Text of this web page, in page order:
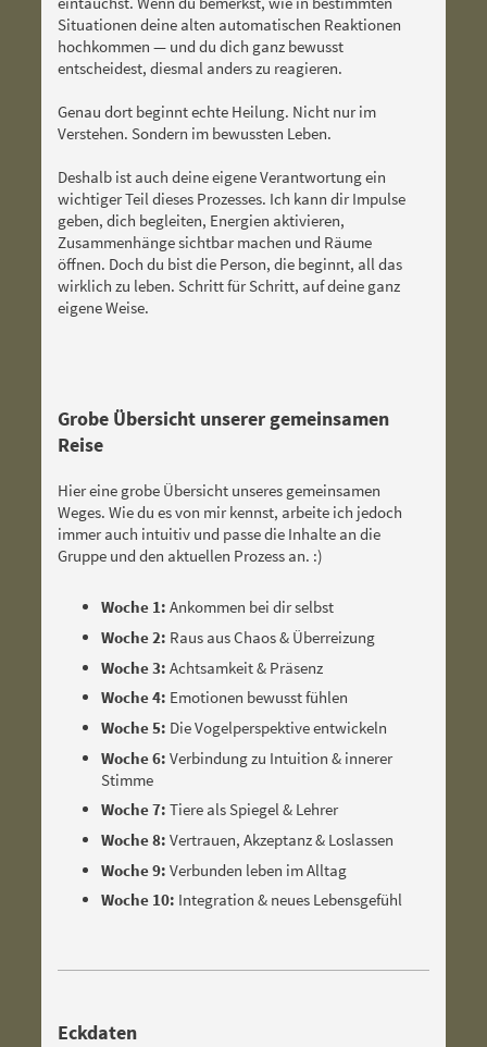
Situationen deine alten automatischen Reaktionen
hochkommen — und du dich ganz bewusst
entscheidest, diesmal anders zu reagieren.
Genau dort beginnt echte Heilung. Nicht nur im
Verstehen. Sondern im bewussten Leben.
Deshalb ist auch deine eigene Verantwortung ein
wichtiger Teil dieses Prozesses. Ich kann dir Impulse
geben, dich begleiten, Energien aktivieren,
Zusammenhänge sichtbar machen und Räume
öffnen. Doch du bist die Person, die beginnt, all das
wirklich zu leben. Schritt für Schritt, auf deine ganz
eigene Weise.
Grobe Übersicht unserer gemeinsamen
Reise
Hier eine grobe Übersicht unseres gemeinsamen
Weges. Wie du es von mir kennst, arbeite ich jedoch
immer auch intuitiv und passe die Inhalte an die
Gruppe und den aktuellen Prozess an. :)
Woche 1: Ankommen bei dir selbst
Woche 2: Raus aus Chaos & Überreizung
Woche 3: Achtsamkeit & Präsenz
Woche 4: Emotionen bewusst fühlen
Woche 5: Die Vogelperspektive entwickeln
Woche 6: Verbindung zu Intuition & innerer
Stimme
Woche 7: Tiere als Spiegel & Lehrer
Woche 8: Vertrauen, Akzeptanz & Loslassen
Woche 9: Verbunden leben im Alltag
Woche 10: Integration & neues Lebensgefühl
Eckdaten